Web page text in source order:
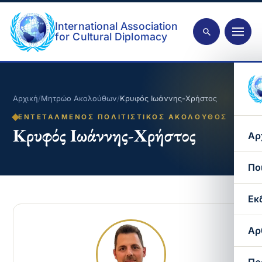
International Association
for Cultural Diplomacy
Αρχική/Μητρώο Ακολούθων/Κρυφός Ιωάννης-Χρήστος
ΕΝΤΕΤΑΛΜΈΝΟΣ ΠΟΛΙΤΙΣΤΙΚΌΣ ΑΚΌΛΟΥΘΟΣ
Κρυφός Ιωάννης-Χρήστος